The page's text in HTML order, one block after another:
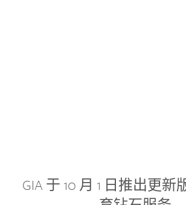
GIA 于 10 月 1 日推出更